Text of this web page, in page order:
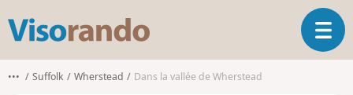
s
o
O
u
••• Suffolk Wherstead Dans la vallée de Wherstead